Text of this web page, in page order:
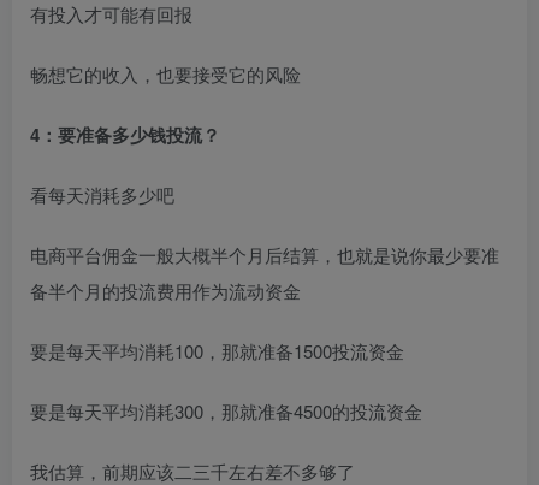
有投入才可能有回报
畅想它的收入，也要接受它的风险
4：要准备多少钱投流？
看每天消耗多少吧
电商平台佣金一般大概半个月后结算，也就是说你最少要准
备半个月的投流费用作为流动资金
要是每天平均消耗100，那就准备1500投流资金
要是每天平均消耗300，那就准备4500的投流资金
我估算，前期应该二三千左右差不多够了